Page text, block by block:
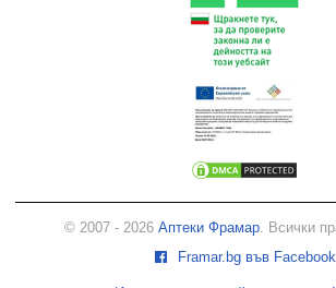
© 2007 - 2026 Аптеки Фрамар. Всички
Framar.bg във Facebook